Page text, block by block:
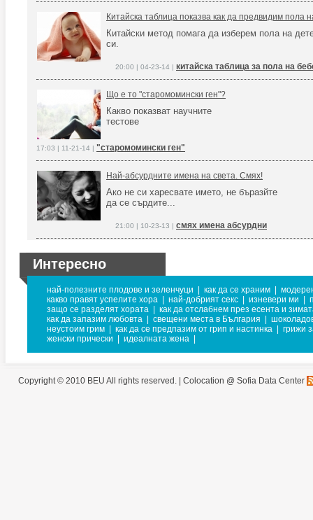
Китайска таблица показва как да предвидим пола
Китайски метод помага да изберем пола на
си.
20:00 | 04-23-14 | китайска таблица за пола на
Що е то "старомомински ген"?
Какво показват научните
тестове
17:03 | 11-21-14 | "старомомински ген"
Най-абсурдните имена на света. Смях!
Ако не си харесвате името, не бъразйте
да се сърдите...
21:00 | 10-23-13 | смях имена абсурдни
Интересно
най-полезните плодове и зеленчуци как да се храним
какво правят успелите хора
най-добрият секс изневери ми
защо се разделят хората
как да отслабнем през есента и
как да запазим любовта
свещени места в България
неустоим грим
как да се предпазим от грип и настинка
грижи
женски прически
идеалната жена
Copyright © 2010 BEU All rights reserved. | Colocation @ Sofia Data Center